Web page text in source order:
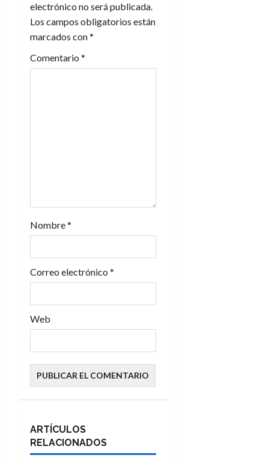
ó
n
d
a
d
a
electrónico no será publicada.
Los campos obligatorios están
marcados con*
Comentario *
Nombre*
Correo electrónico *
Web
ARTÍCULOS
RELACIONADOS